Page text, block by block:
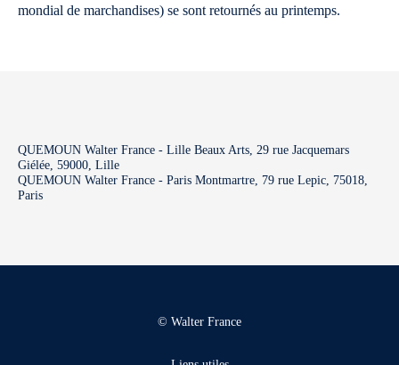
mondial de marchandises) se sont retournés au printemps.
QUEMOUN Walter France - Lille Beaux Arts, 29 rue Jacquemars
Giélée, 59000, Lille
QUEMOUN Walter France - Paris Montmartre, 79 rue Lepic, 75018,
Paris
© Walter France